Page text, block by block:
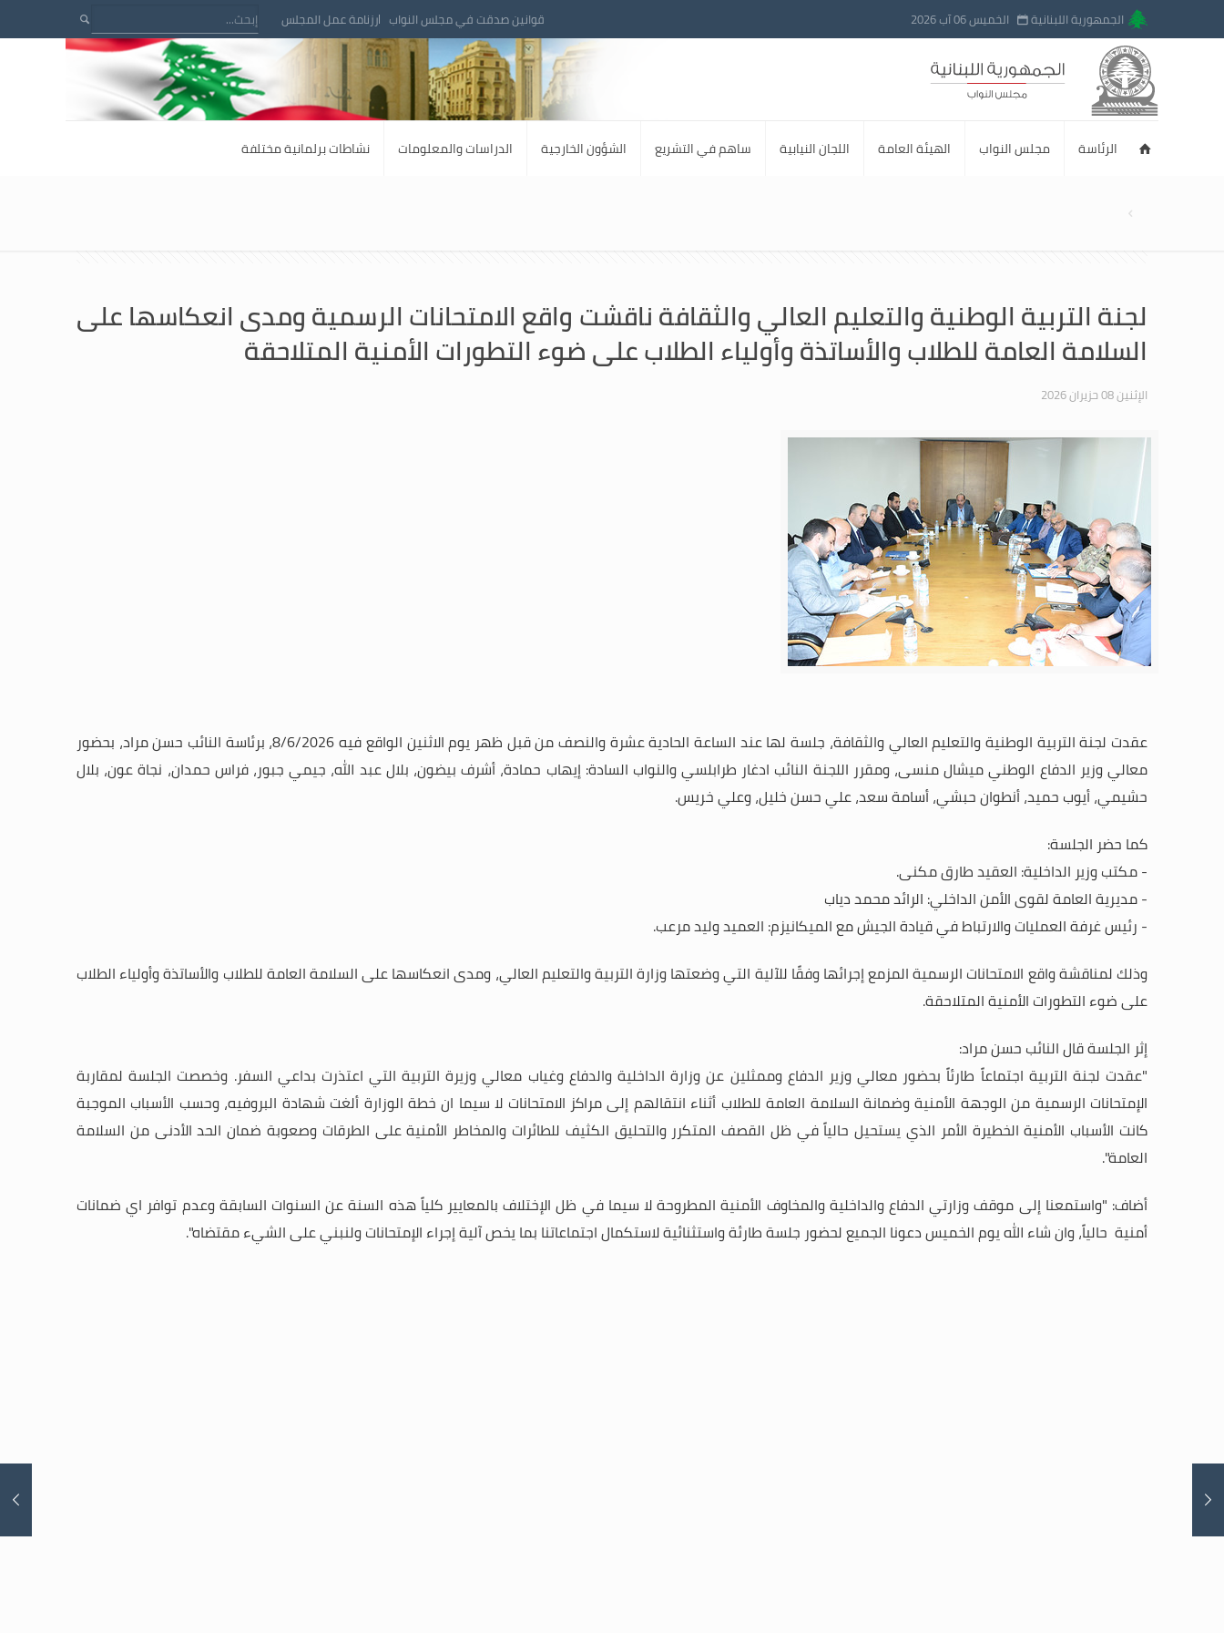
الجمهورية اللبنانية الخميس 06 آب 2026 قوانين صدقت في مجلس النواب رزنامة عمل المجلس
الرئاسة مجلس النواب الهيئة العامة اللجان النيابية ساهم في التشريع الشؤون الخارجية الدراسات والمعلومات نشاطات برلمانية مختلفة
لجنة التربية الوطنية والتعليم العالي والثقافة ناقشت واقع الامتحانات الرسمية ومدى انعكاسها على
السلامة العامة للطلاب والأساتذة وأولياء الطلاب على ضوء التطورات الأمنية المتلاحقة
الإثنين 08 حزيران 2026
عقدت لجنة التربية الوطنية والتعليم العالي والثقافة، جلسة لها عند الساعة الحادية عشرة والنصف من قبل ظهر يوم الاثنين الواقع فيه 8/6/2026، برئاسة النائب حسن مراد، بحضور
معالي وزير الدفاع الوطني ميشال منسى، ومقرر اللجنة النائب ادغار طرابلسي والنواب السادة: إيهاب حمادة، أشرف بيضون، بلال عبد الله، جيمي جبور، فراس حمدان، نجاة عون، بلال
حشيمي، أيوب حميد، أنطوان حبشي، أسامة سعد، علي حسن خليل، وعلي خريس.
كما حضر الجلسة:
- مكتب وزير الداخلية: العقيد طارق مكنى.
- مديرية العامة لقوى الأمن الداخلي: الرائد محمد دياب
- رئيس غرفة العمليات والارتباط في قيادة الجيش مع الميكانيزم: العميد وليد مرعب.
وذلكلمناقشة واقع الامتحانات الرسمية المزمع إجرائها وفقًا للآلية التي وضعتها وزارة التربية والتعليم العالي، ومدى انعكاسها على السلامة العامة للطلاب والأساتذة وأولياء الطلاب
على ضوء التطورات الأمنية المتلاحقة.
إثر الجلسة قال النائب حسن مراد:
"عقدت لجنة التربية اجتماعاً طارئاً بحضور معالي وزير الدفاع وممثلين عن وزارة الداخلية والدفاع وغياب معالي وزيرة التربية التي اعتذرت بداعي السفر. وخصصت الجلسة لمقاربة
الإمتحانات الرسمية من الوجهة الأمنية وضمانة السلامة العامة للطلاب أثناء انتقالهم إلى مراكز الامتحانات لا سيما ان خطة الوزارة ألغت شهادة البروفيه، وحسب الأسباب الموجبة
كانت الأسباب الأمنية الخطيرة الأمر الذي يستحيل حالياً في ظل القصف المتكرر والتحليق الكثيف للطائرات والمخاطر الأمنية على الطرقات وصعوبة ضمان الحد الأدنى من السلامة
العامة".
أضاف: "واستمعنا إلى موقف وزارتي الدفاع والداخلية والمخاوف الأمنية المطروحة لا سيما في ظل الإختلاف بالمعايير كلياً هذه السنة عن السنوات السابقة وعدم توافر اي ضمانات
أمنية حالياً، وان شاء الله يوم الخميس دعونا الجميع لحضور جلسة طارئة واستثنائية لاستكمال اجتماعاتنا بما يخص آلية إجراء الإمتحانات ولنبني على الشيء مقتضاه".